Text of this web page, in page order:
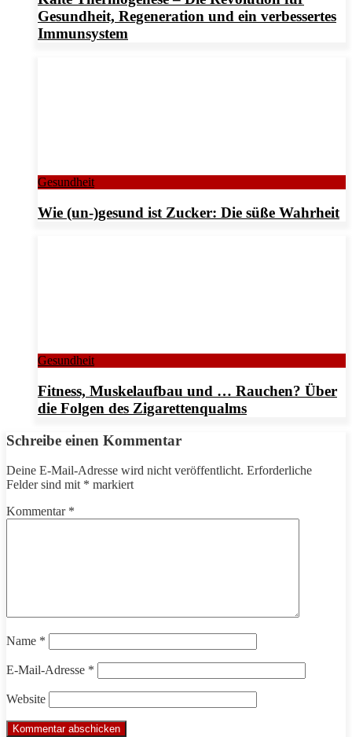
Gesundheit, Regeneration und ein verbessertes
Immunsystem
Gesundheit
Wie (un-)gesund ist Zucker: Die süße Wahrheit
Gesundheit
Fitness, Muskelaufbau und … Rauchen? Über
die Folgen des Zigarettenqualms
Schreibe einen Kommentar
Deine E-Mail-Adresse wird nicht veröffentlicht. Erforderliche
Felder sind mit * markiert
Kommentar *
Name *
E-Mail-Adresse *
Website